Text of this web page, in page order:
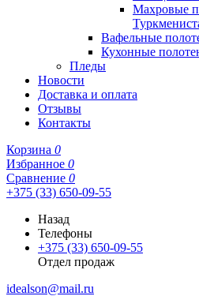
Махровые
Вафельные
Кухонные
Пледы
Новости
Доставка и оплата
Отзывы
Контакты
Корзина 0
Избранное 0
Сравнение 0
+375 (33) 650-09-55
Назад
Телефоны
+375 (33) 650-09-55
Отдел продаж
idealson@mail.ru